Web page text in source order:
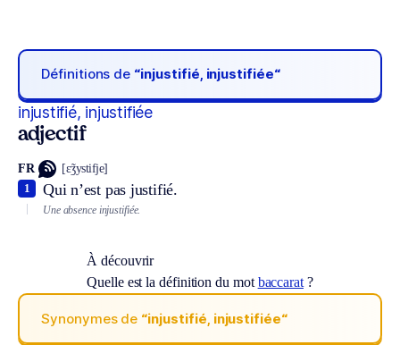
Définitions de “injustifié, injustifiée“
injustifié, injustifiée
adjectif
FR [ɛ̃ʒystifje]
Qui n’est pas justifié.
1
Une absence injustifiée.
À découvrir
Quelle est la définition du mot baccarat?
Synonymes de “injustifié, injustifiée“